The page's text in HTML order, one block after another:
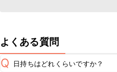
よくある質問
Q 日持ちはどれくらいですか？